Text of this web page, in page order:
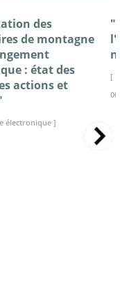
des
de montagne
: état des
actions et
électronique ]
[